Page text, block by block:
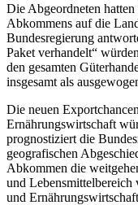
Die Abgeordneten
Abkommens auf die
Bundesregierung
Paket verhandelt“
den gesamten
insgesamt als
Die neuen
Ernährungswirtschaft
prognostiziert die
geografischen
Abkommen die
und Lebensmittelbereich
und